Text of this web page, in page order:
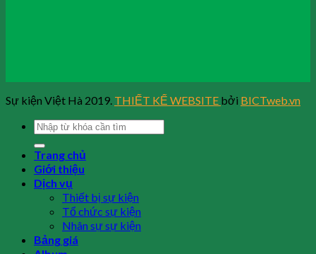
Sự kiện Việt Hà 2019. THIẾT KẾ WEBSITE bởi BICTweb.vn
Trang chủ
Giới thiệu
Dịch vụ
Thiết bị sự kiện
Tổ chức sự kiện
Nhân sự sự kiện
Bảng giá